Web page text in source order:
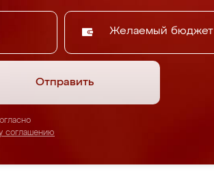
Желаемый бюджет
Отправить
соглашению